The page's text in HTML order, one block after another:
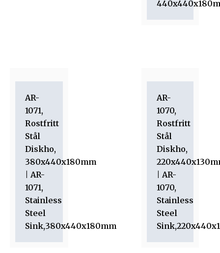
AR-
1071,
Rostfritt
Stål
Diskho,
380x440x180mm
| AR-
1071,
Stainless
Steel
Sink,380x440x180mm
AR-
1070,
Rostfritt
Stål
Diskho,
| AR-
1070,
Stainless
Steel